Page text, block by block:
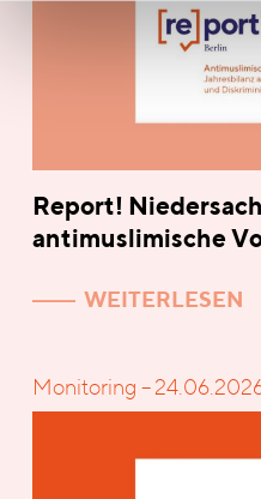
Report!
antimuslimische
WEITERLESEN
Monitoring –